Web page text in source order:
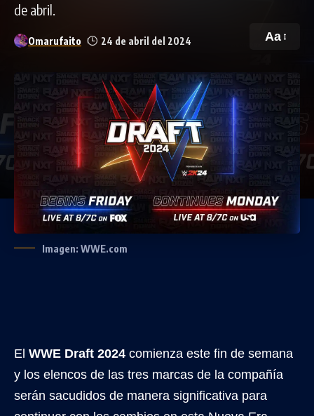
de abril.
Omarufaito 24 de abril del 2024 Aa
Imagen: WWE.com
El WWE Draft 2024 comienza este fin de semana
y los elencos de las tres marcas de la compañía
serán sacudidos de manera significativa para